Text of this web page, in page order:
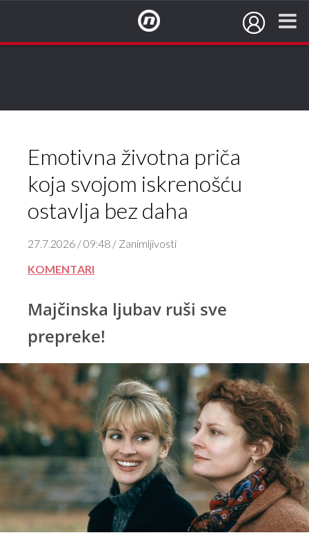
Emotivna životna priča
koja svojom iskrenošću
ostavlja bez daha
27.7.2026 / 09:48 / Zanimljivosti
KOMENTARI
Majčinska ljubav ruši sve
prepreke!